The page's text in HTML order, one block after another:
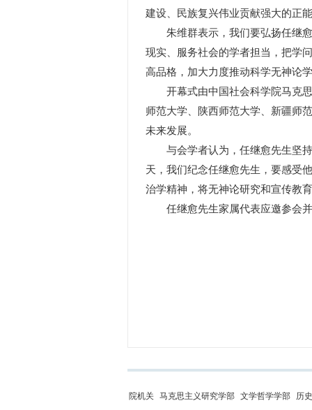
建设、民族复兴伟业贡献强大的正
朱维群表示，我们要弘扬任继愈
现实、服务社会的学者担当，把学
高品格，加大力度推动科学无神论
开幕式由中国社会科学院马克思
师范大学、陕西师范大学、新疆师
未来发展。
与会学者认为，任继愈先生坚持
天，我们纪念任继愈先生，要感受
治学精神，将无神论研究和宣传教
任继愈先生家属代表应邀参会并
院机关 马克思主义研究学部 文学哲学学部 历